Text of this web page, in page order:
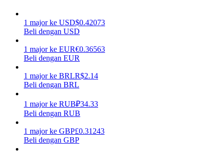
Babi Kekuatan
Dapatkan imbalan kompetitif setiap hari
1 major ke USD$0.42073
Beli dengan USD
1 major ke EUR€0.36563
Beli dengan EUR
1 major ke BRLR$2.14
Beli dengan BRL
1 major ke RUB₽34.33
Beli dengan RUB
1 major ke GBP£0.31243
Beli dengan GBP